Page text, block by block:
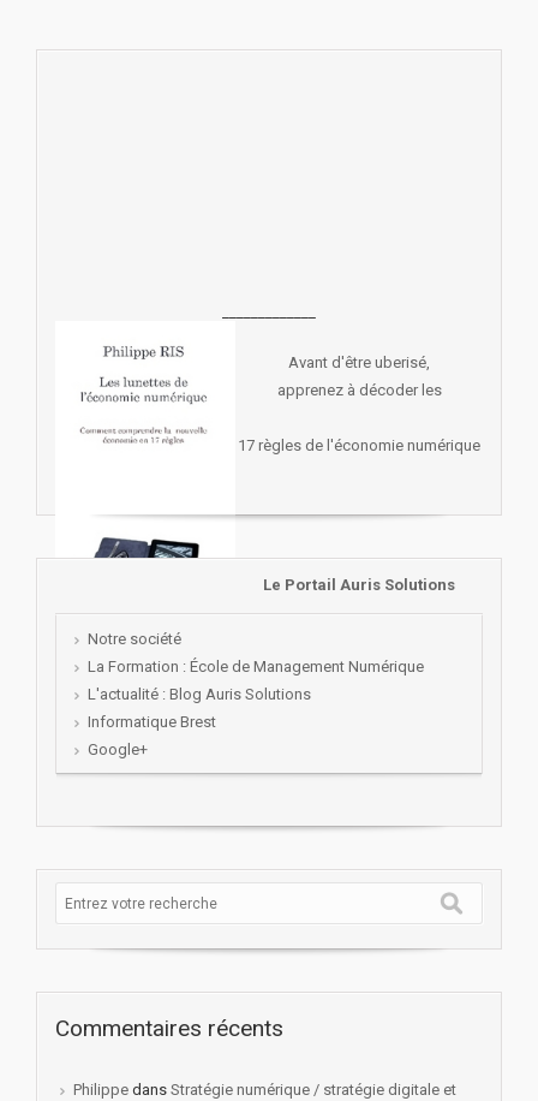
Avant d'être uberisé,
apprenez à décoder les
17 règles de l'économie numérique
Le Portail Auris Solutions
Notre société
La Formation : École de Management Numérique
L'actualité : Blog Auris Solutions
Informatique Brest
Google+
Commentaires récents
Philippe dans Stratégie numérique / stratégie digitale et